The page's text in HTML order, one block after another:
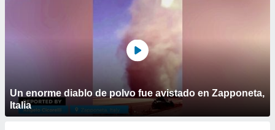
Un enorme diablo de polvo fue avistado en Zapponeta,
Italia